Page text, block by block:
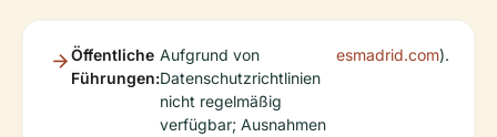
Öffentliche
Führungen:
Aufgrund von
Datenschutzrichtlinien
nicht regelmäßig
verfügbar; Ausnahmen
esmadrid.com).